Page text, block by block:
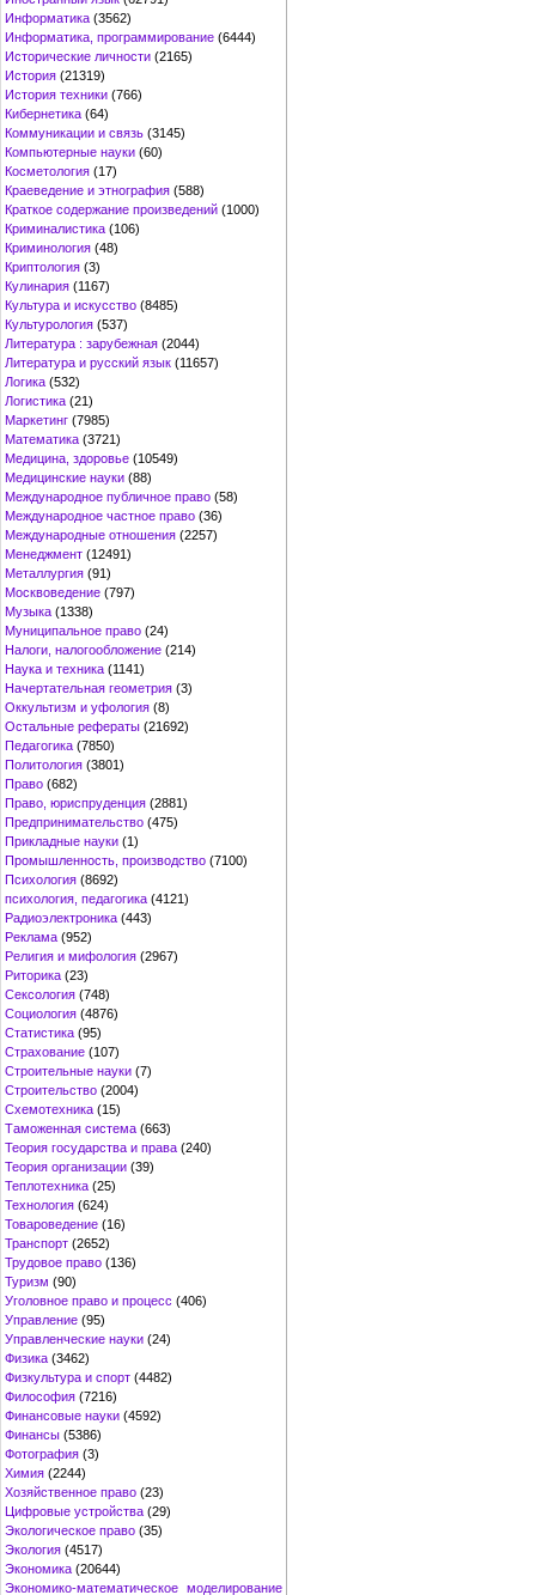
Информатика (3562)
Информатика, программирование (6444)
Исторические личности (2165)
История (21319)
История техники (766)
Кибернетика (64)
Коммуникации и связь (3145)
Компьютерные науки (60)
Косметология (17)
Краеведение и этнография (588)
Краткое содержание произведений (1000)
Криминалистика (106)
Криминология (48)
Криптология (3)
Кулинария (1167)
Культура и искусство (8485)
Культурология (537)
Литература : зарубежная (2044)
Литература и русский язык (11657)
Логика (532)
Логистика (21)
Маркетинг (7985)
Математика (3721)
Медицина, здоровье (10549)
Медицинские науки (88)
Международное публичное право (58)
Международное частное право (36)
Международные отношения (2257)
Менеджмент (12491)
Металлургия (91)
Москвоведение (797)
Музыка (1338)
Муниципальное право (24)
Налоги, налогообложение (214)
Наука и техника (1141)
Начертательная геометрия (3)
Оккультизм и уфология (8)
Остальные рефераты (21692)
Педагогика (7850)
Политология (3801)
Право (682)
Право, юриспруденция (2881)
Предпринимательство (475)
Прикладные науки (1)
Промышленность, производство (7100)
Психология (8692)
психология, педагогика (4121)
Радиоэлектроника (443)
Реклама (952)
Религия и мифология (2967)
Риторика (23)
Сексология (748)
Социология (4876)
Статистика (95)
Страхование (107)
Строительные науки (7)
Строительство (2004)
Схемотехника (15)
Таможенная система (663)
Теория государства и права (240)
Теория организации (39)
Теплотехника (25)
Технология (624)
Товароведение (16)
Транспорт (2652)
Трудовое право (136)
Туризм (90)
Уголовное право и процесс (406)
Управление (95)
Управленческие науки (24)
Физика (3462)
Физкультура и спорт (4482)
Философия (7216)
Финансовые науки (4592)
Финансы (5386)
Фотография (3)
Химия (2244)
Хозяйственное право (23)
Цифровые устройства (29)
Экологическое право (35)
Экология (4517)
Экономика (20644)
Экономико-математическое моделирование